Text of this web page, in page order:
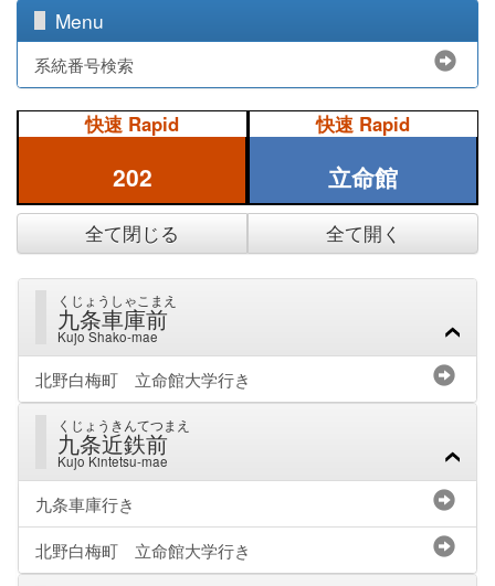
Menu
系統番号検索
快速 Rapid
202
快速 Rapid
立命館
全て閉じる 全て開く
くじょうしゃこまえ
九条車庫前
Kujo Shako-mae
北野白梅町 立命館大学行き
くじょうきんてつまえ
九条近鉄前
Kujo Kintetsu-mae
九条車庫行き
北野白梅町 立命館大学行き